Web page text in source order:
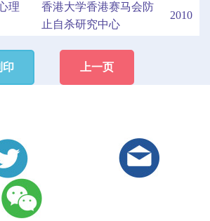
理
香港大学香港赛马会防
止自杀研究中心
2010
印 上一页